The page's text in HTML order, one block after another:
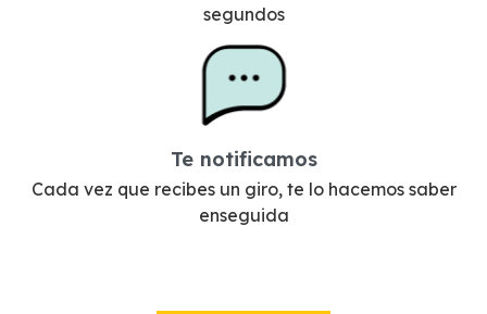
segundos
Te notificamos
Cada vez que recibes un giro, te lo hacemos saber
enseguida